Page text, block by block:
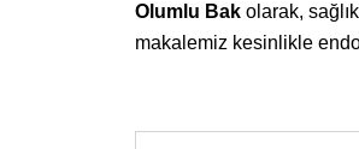
Olumlu Bak olarak,
makalemiz kesinlikle